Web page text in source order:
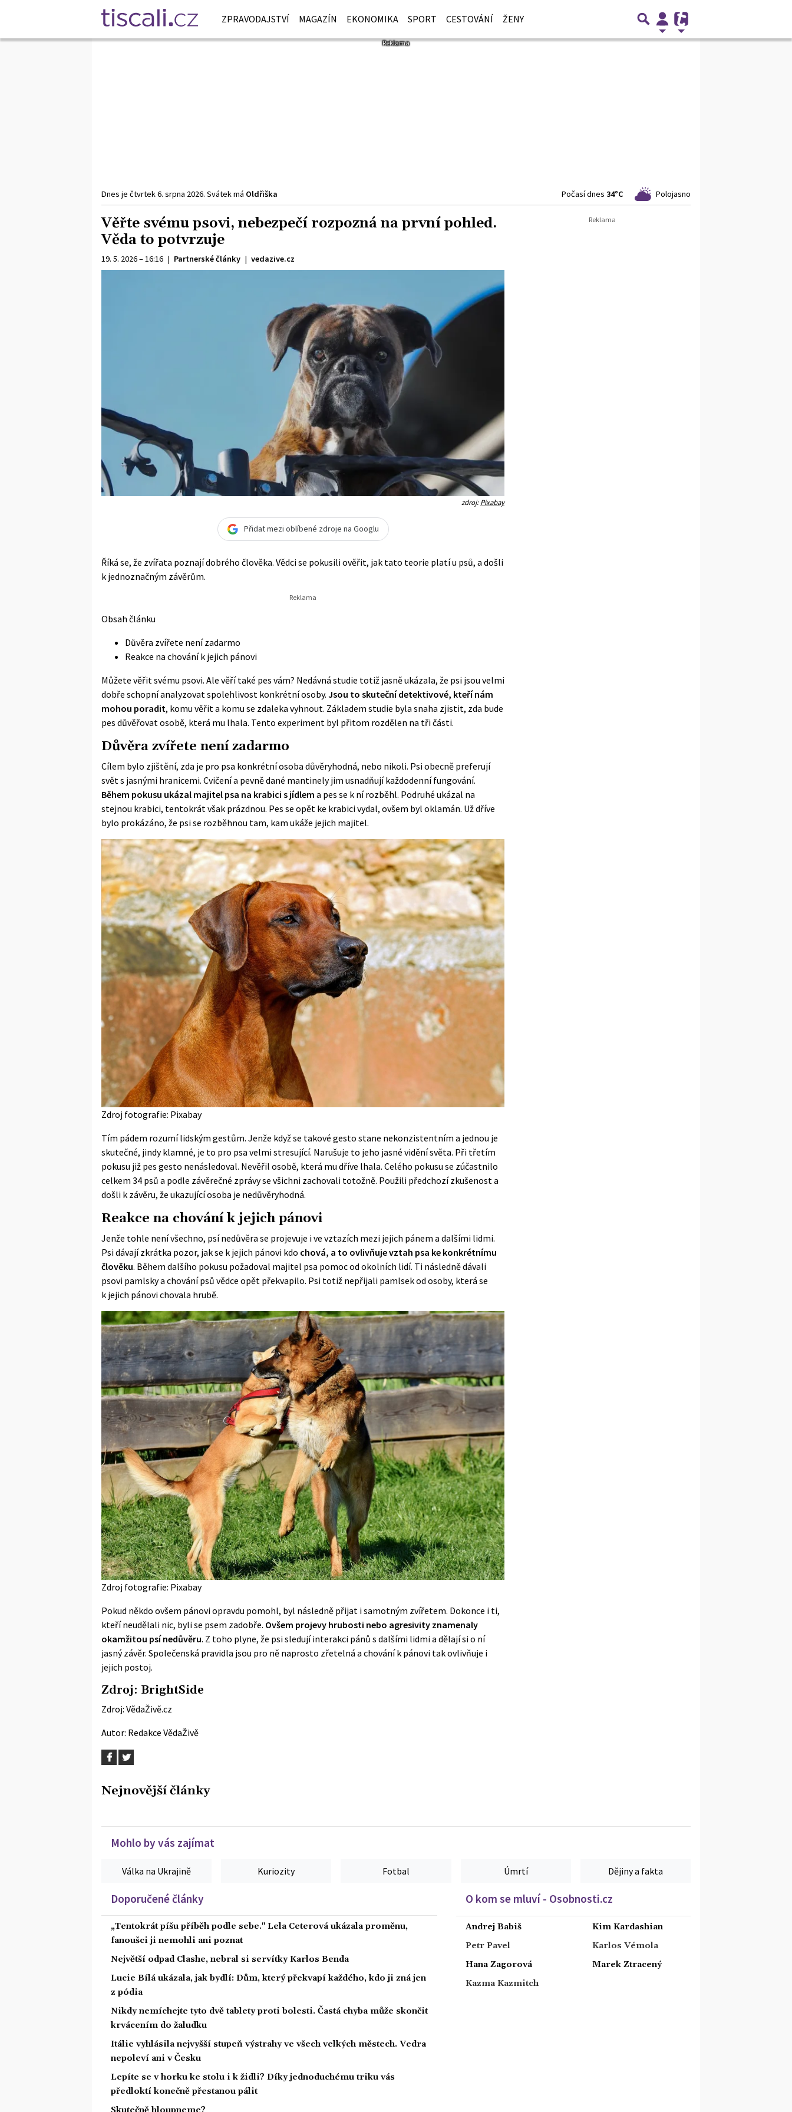
ZPRAVODAJSTVÍ MAGAZÍN EKONOMIKA SPORT CESTOVÁNÍ ŽENY
Dnes je čtvrtek6. srpna 2026. Svátek má Oldřiška Počasí dnes 34°C Polojasno
Věřte svému psovi, nebezpečí rozpozná na první pohled.
Věda to potvrzuje
19. 5. 2026 – 16:16 | Partnerské články | vedazive.cz
zdroj:Pixabay
Přidat mezi oblíbené zdroje na Googlu
Říká se, že zvířata poznají dobrého člověka. Vědci se pokusili ověřit, jak tato teorie platí u psů, a došli
k jednoznačným závěrům.
Obsah článku
Důvěra zvířete není zadarmo
Reakce na chování k jejich pánovi
Můžete věřit svému psovi. Ale věří také pes vám? Nedávná studie totiž jasně ukázala, že psi jsou velmi
dobře schopní analyzovat spolehlivost konkrétní osoby. Jsou to skuteční detektivové, kteří nám
mohou poradit, komu věřit a komu se zdaleka vyhnout. Základem studie byla snaha zjistit, zda bude
pes důvěřovat osobě, která mu lhala. Tento experiment byl přitom rozdělen na tři části.
Důvěra zvířete není zadarmo
Cílem bylo zjištění, zda je pro psa konkrétní osoba důvěryhodná, nebo nikoli. Psi obecně preferují
svět s jasnými hranicemi. Cvičení a pevně dané mantinely jim usnadňují každodenní fungování.
Během pokusu ukázal majitel psa na krabici s jídlem a pes se k ní rozběhl. Podruhé ukázal na
stejnou krabici, tentokrát však prázdnou. Pes se opět ke krabici vydal, ovšem byl oklamán. Už dříve
bylo prokázáno, že psi se rozběhnou tam, kam ukáže jejich majitel.
Zdroj fotografie: Pixabay
Tím pádem rozumí lidským gestům. Jenže když se takové gesto stane nekonzistentním a jednou je
skutečné, jindy klamné, je to pro psa velmi stresující. Narušuje to jeho jasné vidění světa. Při třetím
pokusu již pes gesto nenásledoval. Nevěřil osobě, která mu dříve lhala. Celého pokusu se zúčastnilo
celkem 34 psů a podle závěrečné zprávy se všichni zachovali totožně. Použili předchozí zkušenost a
došli k závěru, že ukazující osoba je nedůvěryhodná.
Reakce na chování k jejich pánovi
Jenže tohle není všechno, psí nedůvěra se projevuje i ve vztazích mezi jejich pánem a dalšími lidmi.
Psi dávají zkrátka pozor, jak se k jejich pánovi kdo chová, a to ovlivňuje vztah psa ke konkrétnímu
člověku. Během dalšího pokusu požadoval majitel psa pomoc od okolních lidí. Ti následně dávali
psovi pamlsky a chování psů vědce opět překvapilo. Psi totiž nepřijali pamlsek od osoby, která se
k jejich pánovi chovala hrubě.
Zdroj fotografie: Pixabay
Pokud někdo ovšem pánovi opravdu pomohl, byl následně přijat i samotným zvířetem. Dokonce i ti,
kteří neudělali nic, byli se psem zadobře. Ovšem projevy hrubosti nebo agresivity znamenaly
okamžitou psí nedůvěru. Z toho plyne, že psi sledují interakci pánů s dalšími lidmi a dělají si o ní
jasný závěr. Společenská pravidla jsou pro ně naprosto zřetelná a chování k pánovi tak ovlivňuje i
jejich postoj.
Zdroj: BrightSide
Zdroj: VědaŽivě.cz
Autor: Redakce VědaŽivě
Nejnovější články
Mohlo by vás zajímat
Válka na Ukrajině Kuriozity Fotbal Úmrtí Dějiny a fakta
Doporučené články
„Tentokrát píšu příběh podle sebe." Lela Ceterová ukázala proměnu,
fanoušci ji nemohli ani poznat
Největší odpad Clashe, nebral si servítky Karlos Benda
Lucie Bílá ukázala, jak bydlí: Dům, který překvapí každého, kdo ji zná jen
z pódia
Nikdy nemíchejte tyto dvě tablety proti bolesti. Častá chyba může skončit
krvácením do žaludku
Itálie vyhlásila nejvyšší stupeň výstrahy ve všech velkých městech. Vedra
nepoleví ani v Česku
Lepíte se v horku ke stolu i k židli? Díky jednoduchému triku vás
předloktí konečně přestanou pálit
O kom se mluví - Osobnosti.cz
Andrej Babiš
Petr Pavel
Hana Zagorová
Kazma Kazmitch
Kim Kardashian
Karlos Vémola
Marek Ztracený